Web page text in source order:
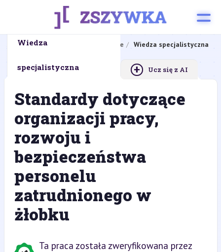
Strona główna Zadanie zawodowe Wiedza specjalistyczna
Wiedza
specjalistyczna + Ucz się z AI
Standardy dotyczące
organizacji pracy,
rozwoju i
bezpieczeństwa
personelu
zatrudnionego w
żłobku
Ta praca została zweryfikowana przez